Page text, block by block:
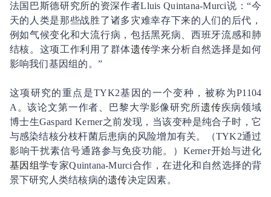
法国巴斯德研究所的资深作者Lluis Quintana-Murci说：“今
天的人类是那些战胜了诸多灾难幸存下来的人们的后代，
例如气候变化和大流行病，包括黑死病、西班牙流感和肺
结核。这项工作利用了群体遗传学来分析自然选择是如何
影响我们基因组的。”
这项研究的重点是TYK2基因的一个变种，被称为P1104
A。该论文第一作者、巴黎大学影像研究所遗传疾病领域
博士生Gaspard Kerner之前发现，当该变种是纯合子时，它
与感染结核分枝杆菌后患病的风险增加有关。（TYK2通过
影响干扰素信号通路参与免疫功能。） Kerner开始与进化
基因组学专家Quintana-Murci合作，在进化和自然选择的背
景下研究人类结核病的遗传决定因素。